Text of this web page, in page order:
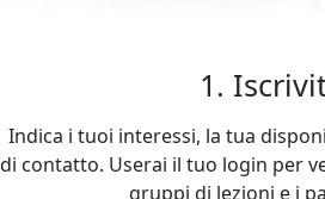
1.
Indica i tuoi interessi, la tua
di contatto. Userai il tuo login per
gruppi di lezioni e i